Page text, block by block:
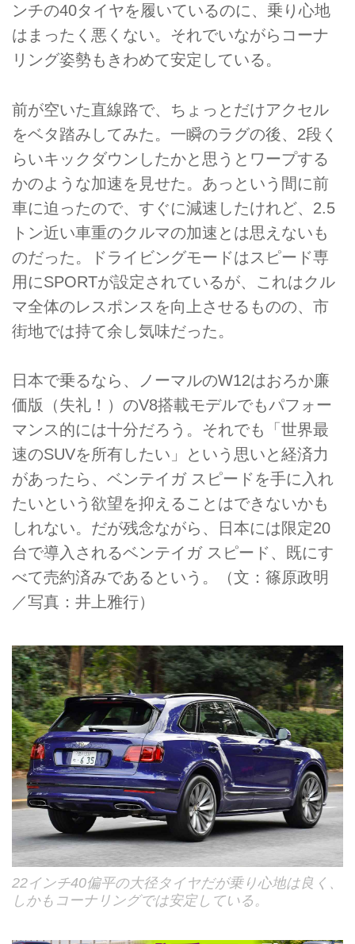
ンチの40タイヤを履いているのに、乗り心地
はまったく悪くない。それでいながらコーナ
リング姿勢もきわめて安定している。
前が空いた直線路で、ちょっとだけアクセル
をベタ踏みしてみた。一瞬のラグの後、2段く
らいキックダウンしたかと思うとワープする
かのような加速を見せた。あっという間に前
車に迫ったので、すぐに減速したけれど、2.5
トン近い車重のクルマの加速とは思えないも
のだった。ドライビングモードはスピード専
用にSPORTが設定されているが、これはクル
マ全体のレスポンスを向上させるものの、市
街地では持て余し気味だった。
日本で乗るなら、ノーマルのW12はおろか廉
価版（失礼！）のV8搭載モデルでもパフォー
マンス的には十分だろう。それでも「世界最
速のSUVを所有したい」という思いと経済力
があったら、ベンテイガ スピードを手に入れ
たいという欲望を抑えることはできないかも
しれない。だが残念ながら、日本には限定20
台で導入されるベンテイガ スピード、既にす
べて売約済みであるという。（文：篠原政明
／写真：井上雅行）
22インチ40偏平の大径タイヤだが乗り心地は良く、
しかもコーナリングでは安定している。